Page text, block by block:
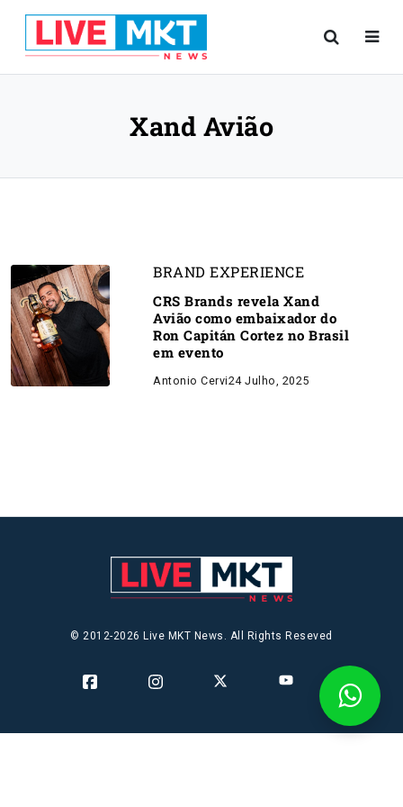
Xand Avião
BRAND EXPERIENCE
CRS Brands revela Xand
Avião como embaixador do
Ron Capitán Cortez no Brasil
em evento
Antonio Cervi24 Julho, 2025
© 2012-2026 Live MKT News. All Rights Reseved